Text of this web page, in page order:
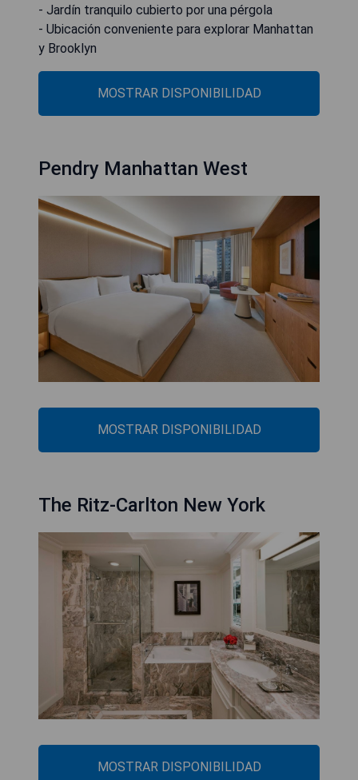
- Jardín tranquilo cubierto por una pérgola
- Ubicación conveniente para explorar Manhattan
y Brooklyn
MOSTRAR DISPONIBILIDAD
Pendry Manhattan West
MOSTRAR DISPONIBILIDAD
The Ritz-Carlton New York
MOSTRAR DISPONIBILIDAD